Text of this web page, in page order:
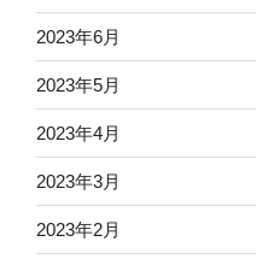
2023年6月
2023年5月
2023年4月
2023年3月
2023年2月